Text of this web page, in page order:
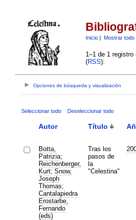
Inicio| Mostrar todo
1–1 de 1
(RSS):
Opciones de búsqueda y visualización
Seleccionar todo Deseleccionar todo
Autor Título
Botta,
Patrizia;
Reichenberger,
Kurt; Snow,
Joseph
Thomas;
Cantalapiedra
Erostarbe,
Fernando
(eds)
Tras los
pasos de
la
"Celestina"